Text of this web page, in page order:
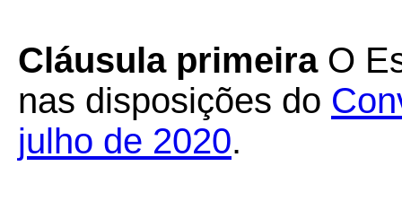
Cláusula primeiraO
nas disposições do
julho de 2020.